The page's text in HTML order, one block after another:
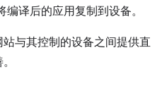
译后的应用复制到设备。
与其控制的设备之间提供直